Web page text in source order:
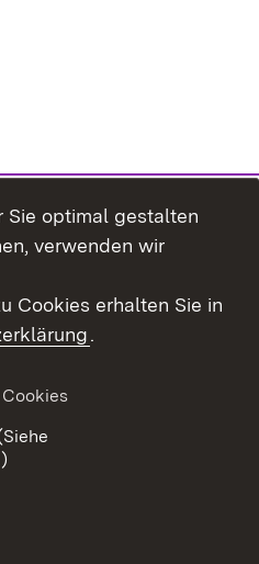
Erklärung zur
Sie optimal gestalten
verwenden wir
Cookies erhalten Sie in
.